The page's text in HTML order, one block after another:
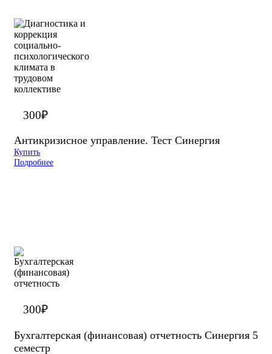
300₽
Антикризисное управление. Тест Синергия
Купить
Подробнее
300₽
Бухгалтерская (финансовая) отчетность Синергия 5
семестр